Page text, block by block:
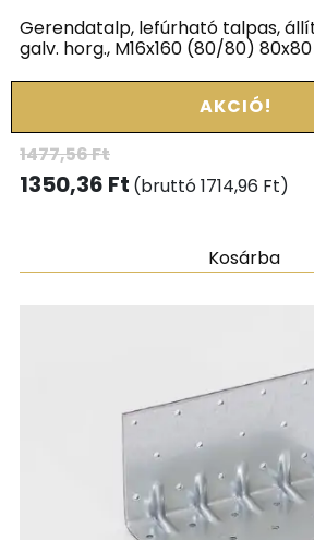
Gerendatalp, lefúrható talpas,
galv. horg., M16x160 (80/80) 80x80
AKCIÓ!
1477,56Ft
1350,36 Ft (bruttó1714,96 Ft)
Kosárba